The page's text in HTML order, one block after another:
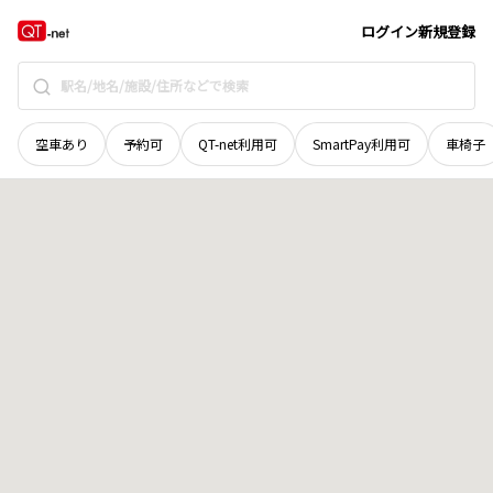
ログイン新規登録
空車あり 予約可 QT-net利用可 SmartPay利用可 車椅子
岡山県